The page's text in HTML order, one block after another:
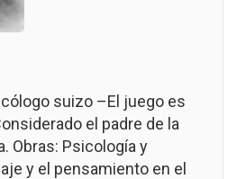
suizo –El juego es
el padre de la
Obras: Psicología y
y el pensamiento en el